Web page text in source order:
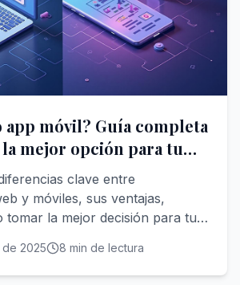
app móvil? Guía completa
mejor opción para tu
clave entre
y móviles, sus ventajas,
tomar la mejor decisión para tu
2025 8 min de lectura